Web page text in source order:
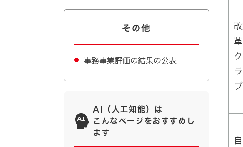
改
革
ク
ラ
ブ
自
その他
事務事業評価の結果の公表
AI（人工知能）は
こんなページをおすすめし
ます